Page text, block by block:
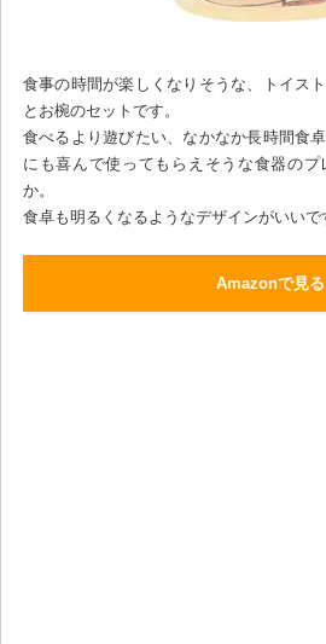
食事の時間が楽しくなりそうな、トイス
とお椀のセットです。
食べるより遊びたい、なかなか長時間食
にも喜んで使ってもらえそうな食器のプ
か。
食卓も明るくなるようなデザインがいいで
Amazonで見る